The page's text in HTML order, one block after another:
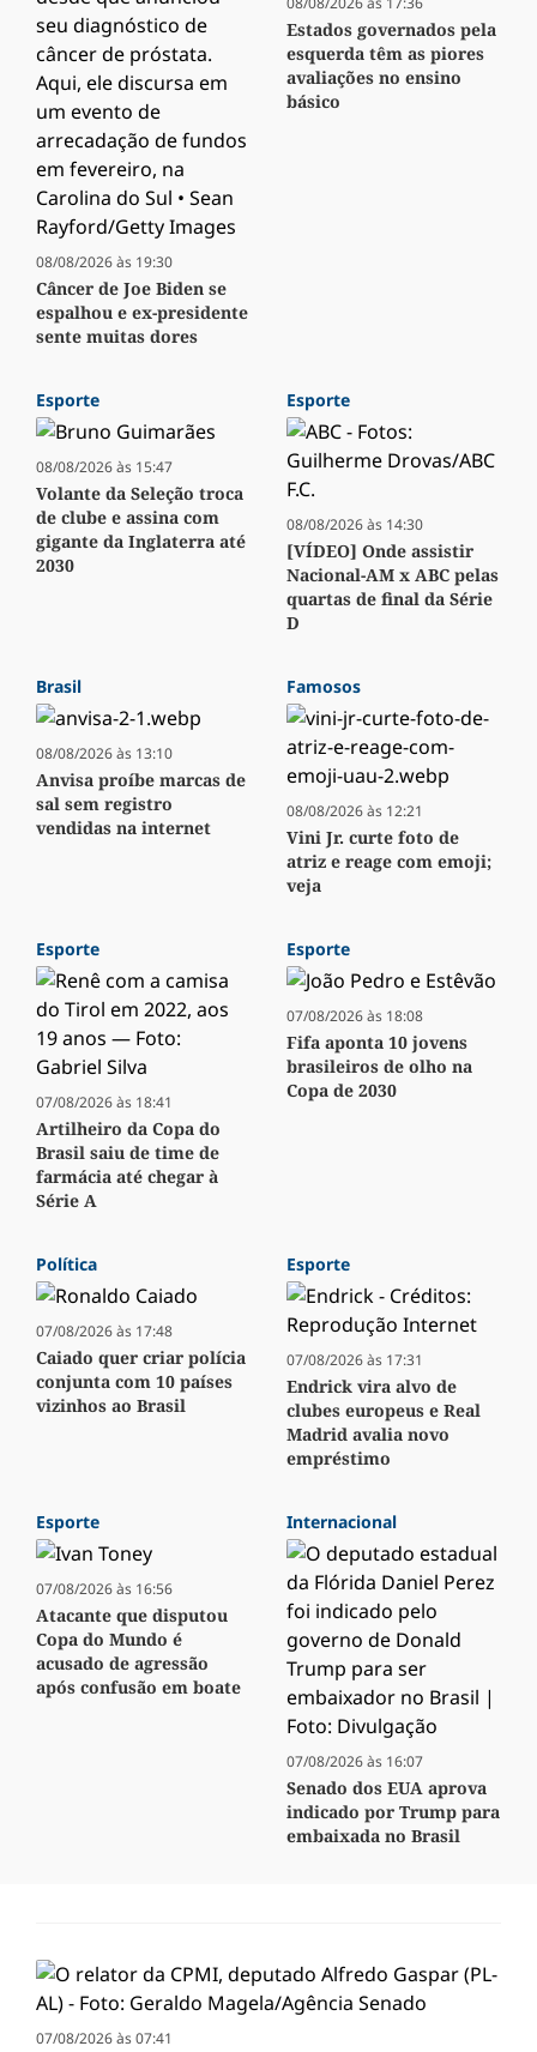
08/08/2026 às 19:30
Câncer de Joe Biden se
espalhou e ex-presidente
sente muitas dores
Estados governados pela
esquerda têm as piores
avaliações no ensino
básico
Esporte
08/08/2026 às 15:47
Volante da Seleção troca
de clube e assina com
gigante da Inglaterra até
2030
Esporte
08/08/2026 às 14:30
[VÍDEO] Onde assistir
Nacional-AM x ABC pelas
quartas de final da Série
D
Brasil
08/08/2026 às 13:10
Anvisa proíbe marcas de
sal sem registro
vendidas na internet
Famosos
08/08/2026 às 12:21
Vini Jr. curte foto de
atriz e reage com emoji;
veja
Esporte
07/08/2026 às 18:41
Artilheiro da Copa do
Brasil saiu de time de
farmácia até chegar à
Série A
Esporte
07/08/2026 às 18:08
Fifa aponta 10 jovens
brasileiros de olho na
Copa de 2030
Política
07/08/2026 às 17:48
Caiado quer criar polícia
conjunta com 10 países
vizinhos ao Brasil
Esporte
07/08/2026 às 17:31
Endrick vira alvo de
clubes europeus e Real
Madrid avalia novo
empréstimo
Esporte
07/08/2026 às 16:56
Atacante que disputou
Copa do Mundo é
acusado de agressão
após confusão em boate
Internacional
07/08/2026 às 16:07
Senado dos EUA aprova
indicado por Trump para
embaixada no Brasil
07/08/2026 às 07:41